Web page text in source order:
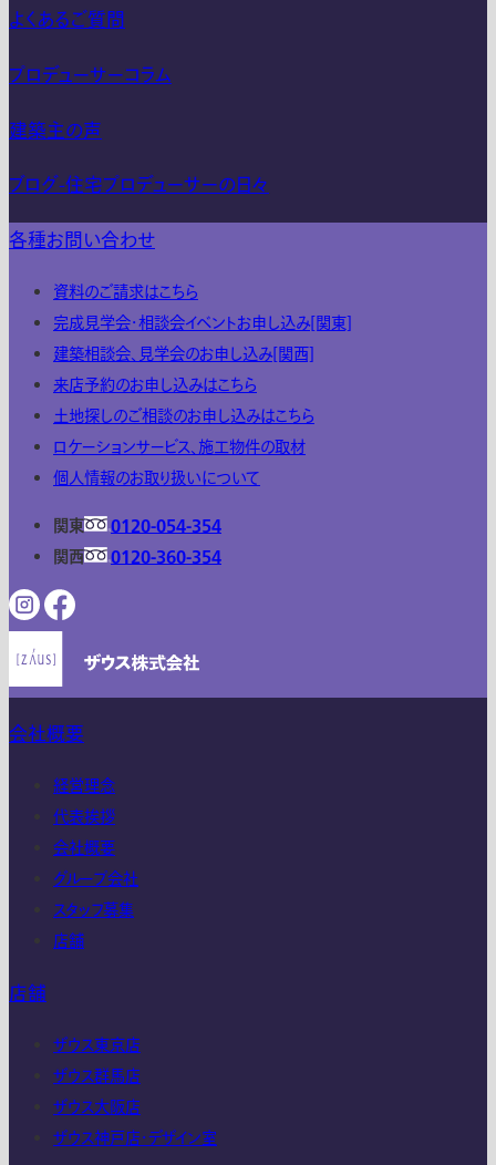
よくあるご質問
プロデューサーコラム
建築主の声
ブログ-住宅プロデューサーの日々
各種お問い合わせ
資料のご請求はこちら
完成見学会・相談会イベントお申し込み[関東]
建築相談会、見学会のお申し込み[関西]
来店予約のお申し込みはこちら
土地探しのご相談のお申し込みはこちら
ロケーションサービス、施工物件の取材
個人情報のお取り扱いについて
関東
0120-054-354
関西
0120-360-354
会社概要
経営理念
代表挨拶
会社概要
グループ会社
スタッフ募集
店舗
店舗
ザウス東京店
ザウス群馬店
ザウス大阪店
ザウス神戸店・デザイン室